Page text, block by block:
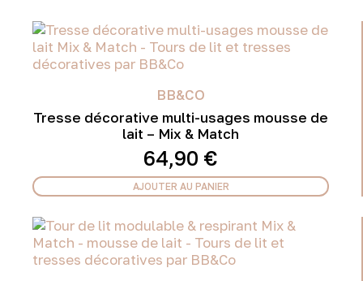
BB&CO
Tresse décorative multi-usages mousse de
lait – Mix & Match
64,90 €
AJOUTER AU PANIER